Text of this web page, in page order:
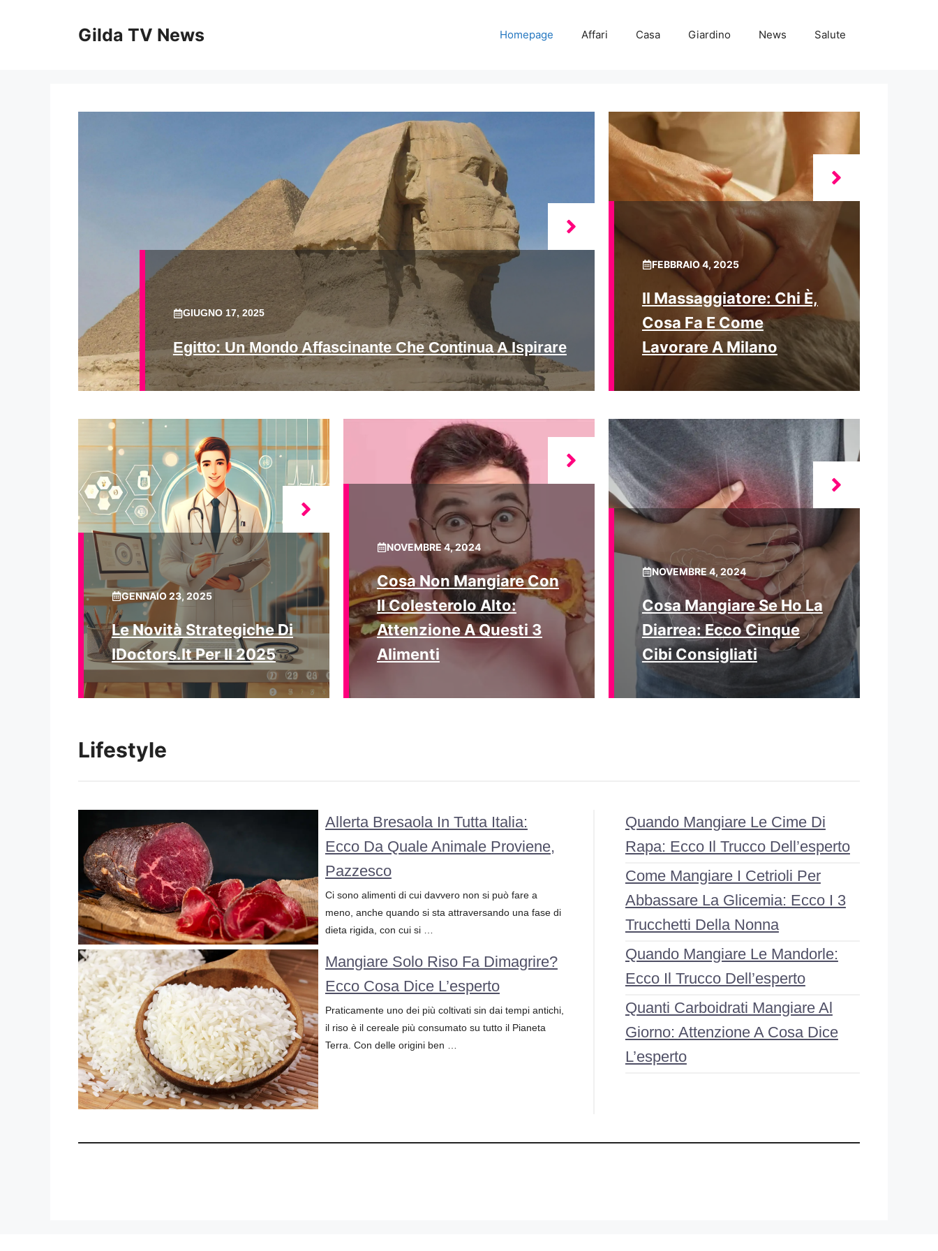
Gilda TV News Homepage Affari Casa Giardino News Salute
GIUGNO 17, 2025
Egitto: Un Mondo Affascinante Che Continua A Ispirare
FEBBRAIO 4, 2025
Il Massaggiatore: Chi È,
Cosa Fa E Come
Lavorare A Milano
GENNAIO 23, 2025
Le Novità Strategiche Di
IDoctors.it Per Il 2025
NOVEMBRE 4, 2024
Cosa Non Mangiare Con
Il Colesterolo Alto:
Attenzione A Questi 3
Alimenti
NOVEMBRE 4, 2024
Cosa Mangiare Se Ho La
Diarrea: Ecco Cinque
Cibi Consigliati
Lifestyle
Allerta Bresaola In Tutta Italia:
Ecco Da Quale Animale Proviene,
Pazzesco
Ci sono alimenti di cui davvero non si può fare a
meno, anche quando si sta attraversando una fase di
dieta rigida, con cui si …
Mangiare Solo Riso Fa Dimagrire?
Ecco Cosa Dice L’esperto
Praticamente uno dei più coltivati sin dai tempi antichi,
il riso è il cereale più consumato su tutto il Pianeta
Terra. Con delle origini ben …
Quando Mangiare Le Cime Di
Rapa: Ecco Il Trucco Dell’esperto
Come Mangiare I Cetrioli Per
Abbassare La Glicemia: Ecco I 3
Trucchetti Della Nonna
Quando Mangiare Le Mandorle:
Ecco Il Trucco Dell’esperto
Quanti Carboidrati Mangiare Al
Giorno: Attenzione A Cosa Dice
L’esperto